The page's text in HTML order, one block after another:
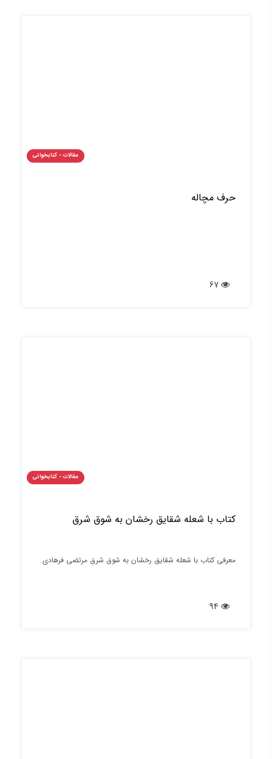
مقالات - کتابخوانی
حرف مچاله
مقالات - کتابخوانی
کتاب با شعله شقایق رخشان به شوق شرق
معرفی کتاب با شعله شقایق رخشان به شوق شرق مرتضی فرهادی